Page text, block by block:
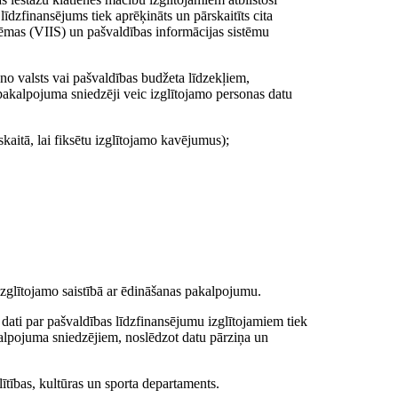
tiek aprēķināts un pārskaitīts cita
(VIIS) un pašvaldības informācijas sistēmu
valsts vai pašvaldības budžeta līdzekļiem,
sniedzēji veic izglītojamo personas datu
lai fiksētu izglītojamo kavējumus);
saistībā ar ēdināšanas pakalpojumu.
par pašvaldības līdzfinansējumu izglītojamiem tiek
sniedzējiem, noslēdzot datu pārziņa un
kultūras un sporta departaments.